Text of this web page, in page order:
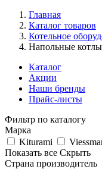
Главная
Каталог товаров
Котельное
Напольные котлы
Каталог
Акции
Наши бренды
Прайс-листы
Фильтр по каталогу
Марка
Kiturami
Показать все Скрыть
Страна производитель